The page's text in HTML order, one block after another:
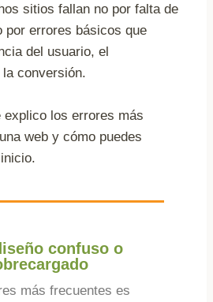
sitios fallan no por falta de
por errores básicos que
del usuario, el
conversión.
los errores más
web y cómo puedes
confuso o
más frecuentes es